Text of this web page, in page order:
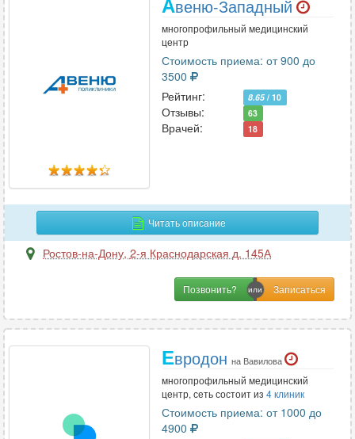
веню-Западный
многопрофильный медицинский
центр
Стоимость приема: от 900 до
3500
Рейтинг:
8.65/ 10
Отзывы: 63
Врачей: 18
Читать описание
Ростов-на-Дону, 2-я Краснодарская д. 145А
Позвонить?
Евродон на Вавилова
многопрофильный медицинский
центр, сеть состоит из 4 клиник
Стоимость приема: от 1000 до
4900